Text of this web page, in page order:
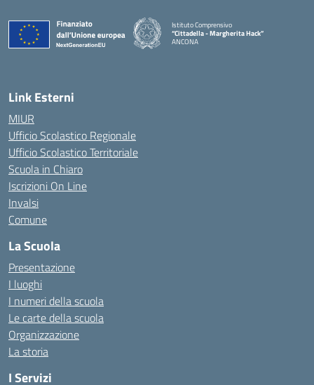
Istituto Comprensivo
“Cittadella - Margherita Hack”
ANCONA
Link Esterni
MIUR
Ufficio Scolastico Regionale
Ufficio Scolastico Territoriale
Scuola in Chiaro
Iscrizioni On Line
Invalsi
Comune
La Scuola
Presentazione
I luoghi
I numeri della scuola
Le carte della scuola
Organizzazione
La storia
I Servizi